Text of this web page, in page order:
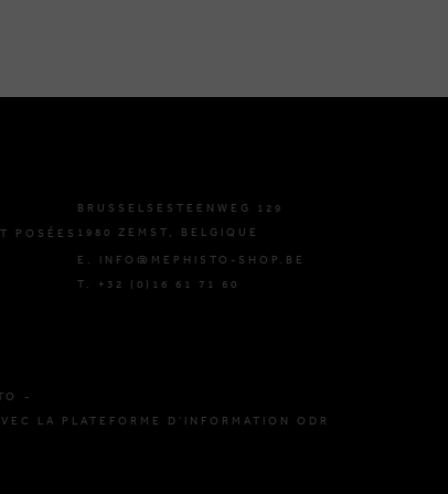
POSÉES
BRUSSELSESTEENWEG 129
1980 ZEMST, BELGIQUE
E. INFO@MEPHISTO-SHOP.BE
T. +32 (0)16 61 71 60
-
LA PLATEFORME D'INFORMATION ODR